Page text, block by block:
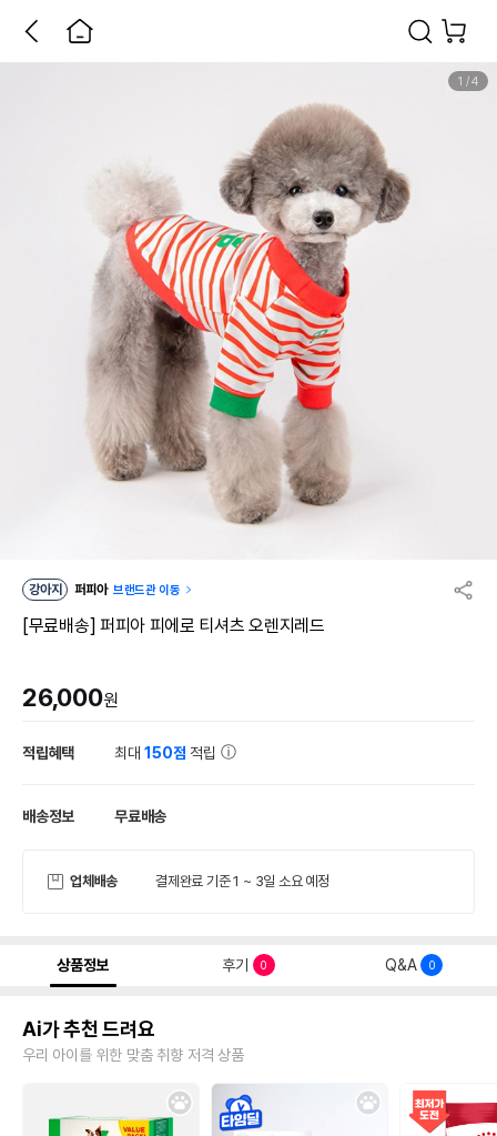
1 /4
강아지 퍼피아 브랜드관 이동
[무료배송] 퍼피아 피에로 티셔츠 오렌지레드
26,000원
적립혜택 최대150점 적립
배송정보 무료배송
업체배송 결제완료 기준 1 ~ 3일 소요 예정
상품정보 후기 0 Q&A 0
Ai가 추천 드려요
우리 아이를 위한 맞춤 취향 저격 상품